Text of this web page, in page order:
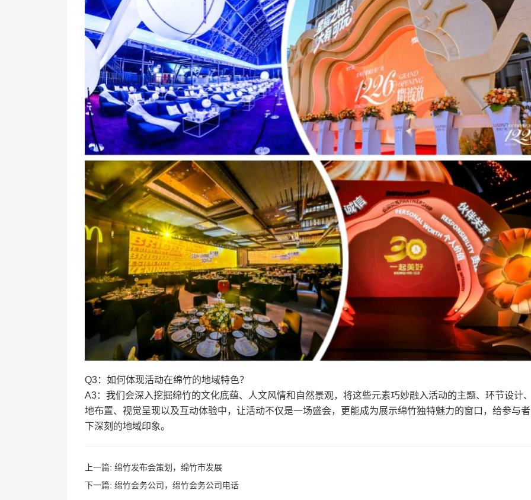
Q3：如何体现活动在绵竹的地域特色？
A3：我们会深入挖掘绵竹的文化底蕴、人文风情和自然景观，将这些元素巧妙融入活动的主题、环节设计
地布置、视觉呈现以及互动体验中，让活动不仅是一场盛会，更能成为展示绵竹独特魅力的窗口，给参与
下深刻的地域印象。
上一篇: 绵竹发布会策划，绵竹市发展
下一篇: 绵竹会务公司，绵竹会务公司电话